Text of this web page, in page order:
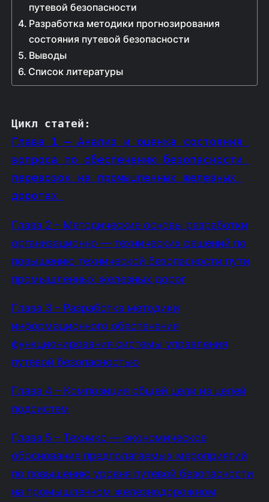
путевой безопасности
Разработка методики прогнозирования
состояния путевой безопасности
Выводы
Список литературы
Цикл статей :
Глава 1 – Анализ и оценка состояния
вопроса по обеспечению безопасности
перевозок на промышленных железных
дорогах
Глава 2 – Методические основы разработки
организационно — технических решений по
повышению технической безопасности пути
промышленных железных дорог
Глава 3 – Разработка методики
информационного обеспечения
функционирования системы управления
путевой безопасностью
Глава 4 – Композиция общей цели из целей
подсистем
Глава 5 – Технико — экономическое
обоснование предполагаемых мероприятий
по повышению уровня путевой безопасности
на промышленном железнодорожном